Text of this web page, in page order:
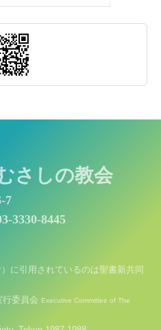
さしの教会
7
3330-8445
に引用されているのは聖書新共同
委員会 Executive Committee of The